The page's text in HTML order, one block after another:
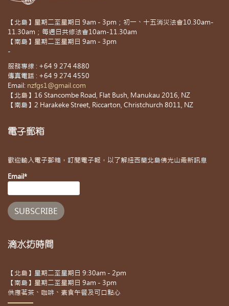
【北島】星期二至星期日 9am - 3pm；初一、十五消災法會10.30am-
11.30am；每週日共修法會10am-11.30am
【南島】星期二至星期日 9am - 3pm
-
服務專線 : +64 9 274 4880
傳真電話 : +64 9 274 4550
Email: nzfgs1@gmail.com
【北島】16 Stancombe Road, Flat Bush, Manukau 2016, NZ
【南島】2 Harakeke Street, Riccarton, Christchurch 8011, NZ
電子郵箱
歡迎輸入電子郵箱，訂閱電子報，以了解紐西蘭北島佛光山最新訊息
Email*
滴水坊時間
【北島】星期二至星期日 9:30am - 2pm
【南島】星期二至星期日 9am - 3pm
供應茗茶、咖啡、素食午餐及可口點心